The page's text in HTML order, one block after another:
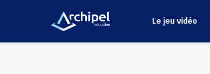
Le jeu vidéo